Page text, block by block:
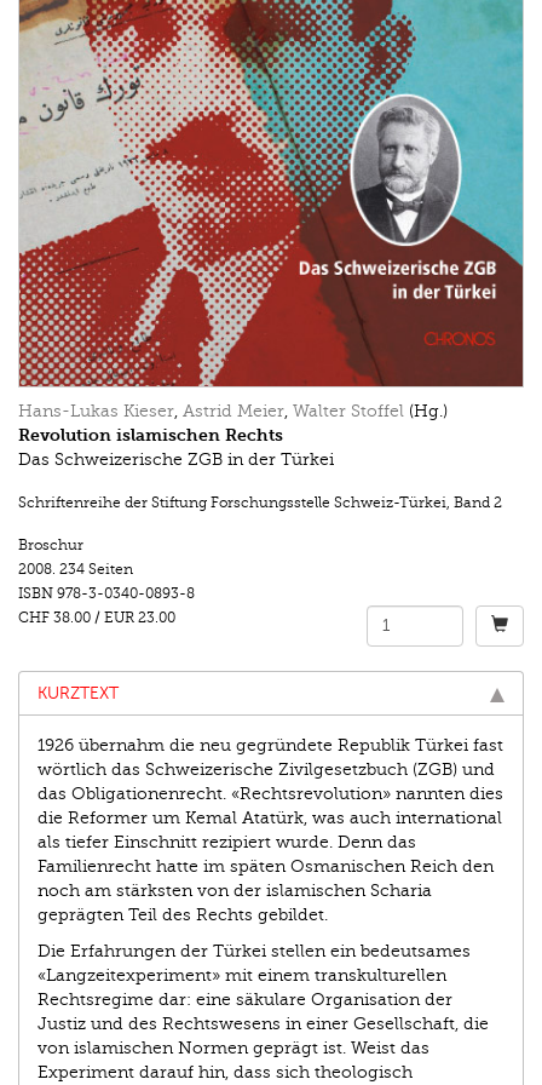
Hans-Lukas Kieser Astrid Meier Walter Stoffel (Hg.)
Revolution islamischen Rechts
Das Schweizerische ZGB in der Türkei
Schriftenreihe der Stiftung Forschungsstelle Schweiz-Türkei, Band 2
Broschur
2008. 234 Seiten
ISBN 978-3-0340-0893-8
CHF 38.00 / EUR 23.00
KURZTEXT
1926 übernahm die neu gegründete Republik Türkei fast
wörtlich das Schweizerische Zivilgesetzbuch (ZGB) und
das Obligationenrecht. «Rechtsrevolution» nannten dies
die Reformer um Kemal Atatürk, was auch international
als tiefer Einschnitt rezipiert wurde. Denn das
Familienrecht hatte im späten Osmanischen Reich den
noch am stärksten von der islamischen Scharia
geprägten Teil des Rechts gebildet.
Die Erfahrungen der Türkei stellen ein bedeutsames
«Langzeitexperiment» mit einem transkulturellen
Rechtsregime dar: eine säkulare Organisation der
Justiz und des Rechtswesens in einer Gesellschaft, die
von islamischen Normen geprägt ist. Weist das
Experiment darauf hin, dass sich theologisch